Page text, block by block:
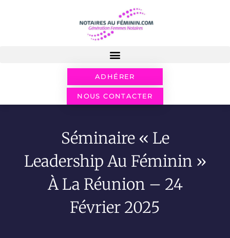
ADHÉRER
NOUS CONTACTER
Séminaire « Le
Leadership Au Féminin »
À La Réunion – 24
Février 2025